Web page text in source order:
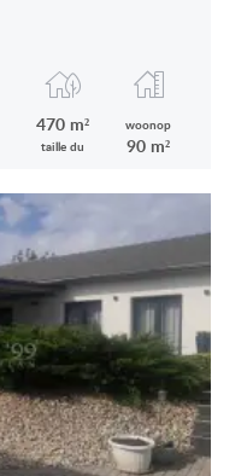
470 m²
taille du
woonop
90 m²